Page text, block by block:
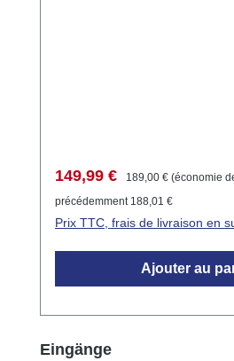
Prix de vente :
149,99 € Prix régulier :
189,00 € (économie
précédemment 188,01 €
Prix TTC, frais de livraison en
Ajouter au
Ignorer la galerie de produits
Eingänge